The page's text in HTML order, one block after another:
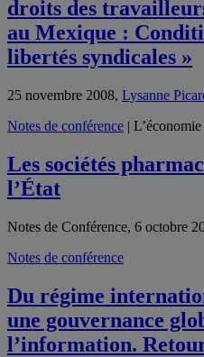
droits des
au Mexique :
libertés syndicales »
25 novembre 2008, Lysanne
Notes de conférence |
Les sociétés
l’État
Notes de Conférence, 6 octobre
Notes de conférence
Du régime
une gouvernance
l’information.